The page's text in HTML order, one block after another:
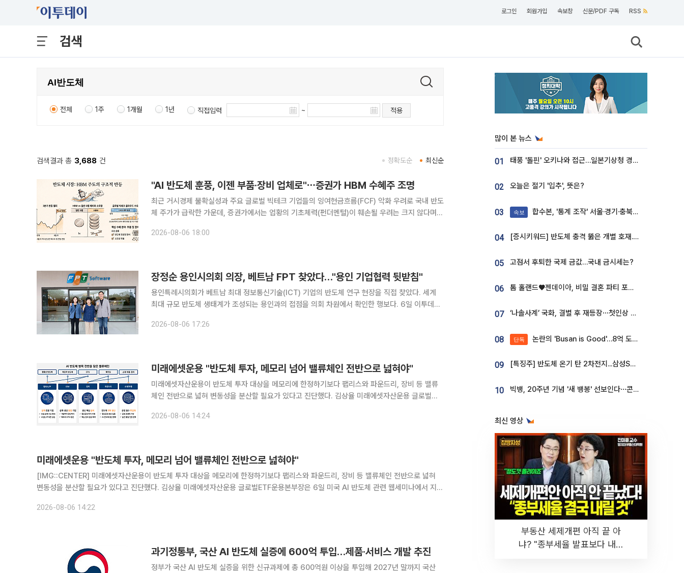
로그인 회원가입 속보창 신문/PDF 구독 RSS
검색
전체 1주 1개월 1년 직접입력 ~ 적용
검색결과 총 3,688 건 최신순
정확도순
"AI 반도체 훈풍, 이젠 부품·장비 업체로"⋯증권가 HBM 수혜주 조명
최근 거시경제 불확실성과 주요 글로벌 빅테크 기업들의 잉여현금흐름(FCF) 악화 우려로 국내 반도
체 주가가 급락한 가운데, 증권가에서는 업황의 기초체력(펀더멘털)이 훼손될 우려는 크지 않다며
로 3분기 중 반도체 업종에 탄력적인 반등 랠리가 나타날 것이라는 전
2026-08-06 18:00
장정순 용인시의회 의장, 베트남 FPT 찾았다…"용인 기업협력 뒷받침"
용인특례시의회가 베트남 최대 정보통신기술(ICT) 기업의 반도체 연구 현장을 직접 찾았다. 세계
최대 규모 반도체 생태계가 조성되는 용인과의 접점을 의회 차원에서 확인한 행보다. 6일 이투데이
연구개발(R&D)센터와 FPT 소프트웨어 컴플렉스를 방문해 인공지능(
2026-08-06 17:26
미래에셋운용 "반도체 투자, 메모리 넘어 밸류체인 전반으로 넓혀야"
미래에셋자산운용이 반도체 투자 대상을 메모리에 한정하기보다 팹리스와 파운드리, 장비 등 밸류
체인 전반으로 넓혀 변동성을 분산할 필요가 있다고 진단했다. 김상율 미래에셋자산운용 글로벌
도체 업황 악화보다는 가파른 주가 상승 이후 메모리 종목에 낙폭이 집중된
2026-08-06 14:24
미래에셋운용 "반도체 투자, 메모리 넘어 밸류체인 전반으로 넓혀야"
[IMG::CENTER] 미래에셋자산운용이 반도체 투자 대상을 메모리에 한정하기보다 팹리스와 파운드리, 장비 등 밸류체인 전반으로 넓혀
변동성을 분산할 필요가 있다고 진단했다. 김상율 미래에셋자산운용 글로벌ETF운용본부장은 6일 미국 AI 반도체 관련 웹세미나에서 지난
2026-08-06 14:22
과기정통부, 국산 AI 반도체 실증에 600억 투입…제품·서비스 개발 추진
정부가 국산 AI 반도체 실증을 위한 신규과제에 총 600억원 이상을 투입해 2027년 말까지 국산
많이 본 뉴스
01 태풍 '돌핀' 오키나와 접근…일본기상청 경로 업데이트
02 오늘은 절기 '입추', 뜻은?
03 속보 합수본, '통계 조작' 서울·경기·충북 선관위 등 추가 압수수색
04 [증시키워드] 반도체 충격 뚫은 개별 호재...포스코퓨처엠·에코프로·한화솔루션 '눈길'
05 고점서 후퇴한 국제 금값…국내 금시세는?
06 톰 홀랜드♥젠데이아, 비밀 결혼 파티 포착⋯호텔 대관비만 9억
07 ‘나솔사계’ 국화, 결별 후 재등장⋯첫인상 투표 휩쓸고 ‘인기녀’ 등극
08 단독 논란의 'Busan is Good'…8억 도시브랜드, 용산 대통령실 CI 업체가 수행
09 [특징주] 반도체 온기 탄 2차전지...삼성SDI, 장 초반 7% 넘게 껑충
10 빅뱅, 20주년 기념 '새 뱅봉' 선보인다⋯콘서트 앞두고 팝업 개최
최신 영상
부동산 세제개편 아직 끝 아
냐? "종부세율 발표보다 내릴